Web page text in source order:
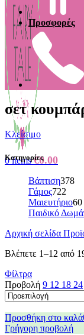
0items €0.00
Προσφορές
σετ
Κλείσιμο
Κατηγορίες
Βάπτιση378
Γάμος722
Μαιευτήριο60
Παιδικό
Αρχική σελίδα
Βλέπετε 1–12 από
Φίλτρα
Προβολή 9 12 18 24
Προσθήκη στο
Γρήγορη προβολή